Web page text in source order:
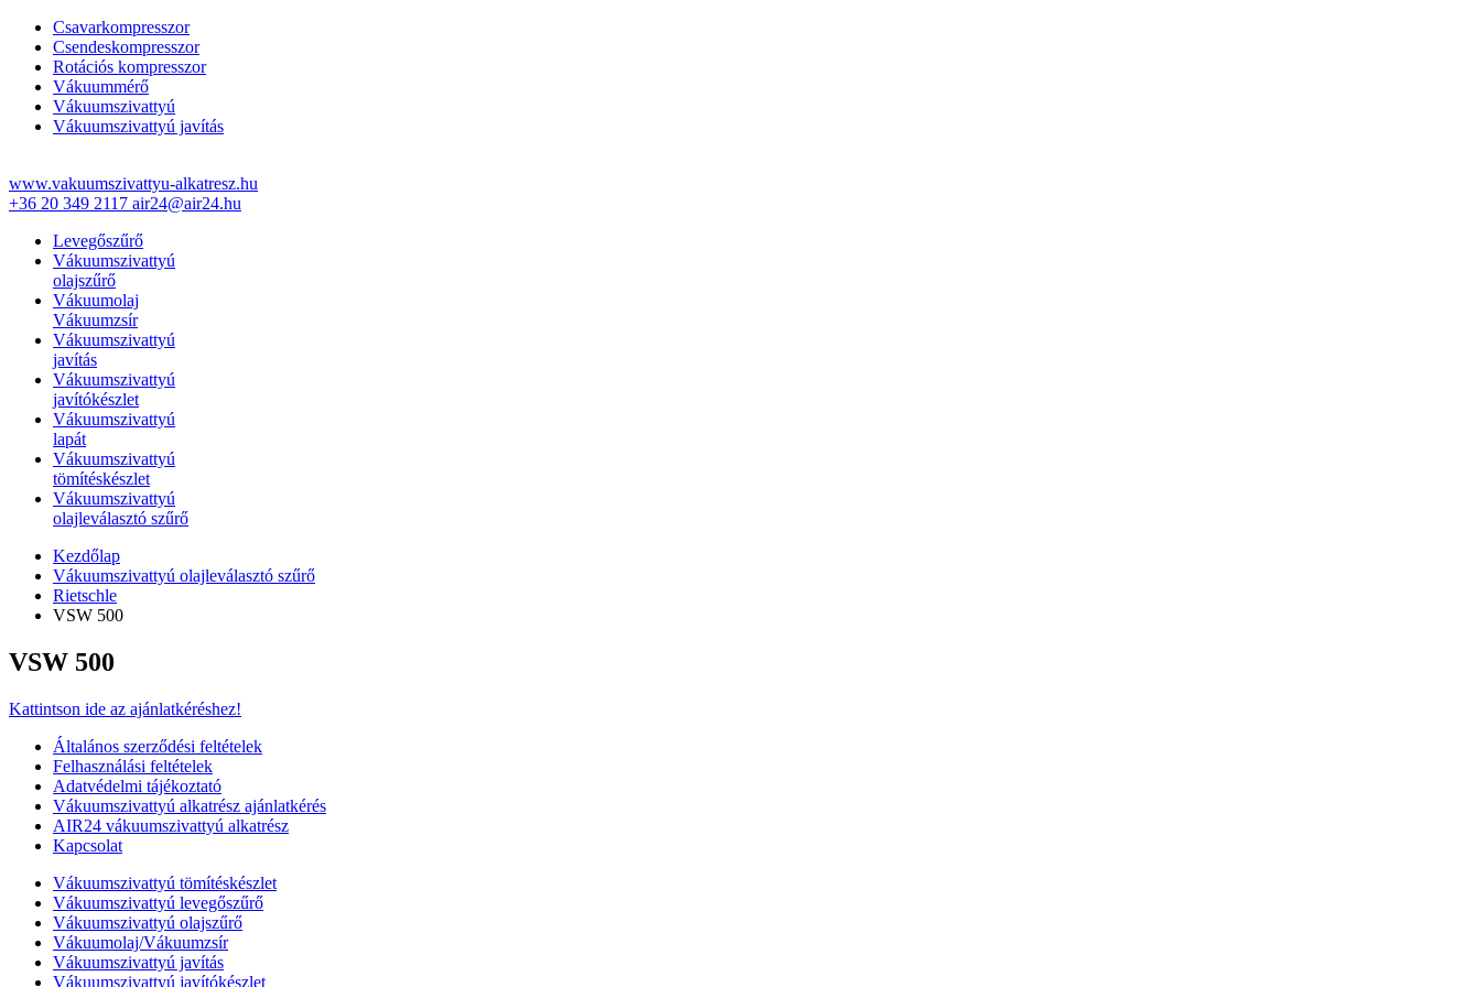
Csavarkompresszor
Csendeskompresszor
Rotációs kompresszor
Vákuummérő
Vákuumszivattyú
Vákuumszivattyú javítás
www.vakuumszivattyu-alkatresz.hu
+36 20 349 2117 air24@air24.hu
Levegőszűrő
Vákuumszivattyú
olajszűrő
Vákuumolaj
Vákuumzsír
Vákuumszivattyú
javítás
Vákuumszivattyú
javítókészlet
Vákuumszivattyú
lapát
Vákuumszivattyú
tömítéskészlet
Vákuumszivattyú
olajleválasztó szűrő
Kezdőlap
Vákuumszivattyú olajleválasztó szűrő
Rietschle
VSW 500
VSW 500
Kattintson ide az ajánlatkéréshez!
Általános szerződési feltételek
Felhasználási feltételek
Adatvédelmi tájékoztató
Vákuumszivattyú alkatrész ajánlatkérés
AIR24 vákuumszivattyú alkatrész
Kapcsolat
Vákuumszivattyú tömítéskészlet
Vákuumszivattyú levegőszűrő
Vákuumszivattyú olajszűrő
Vákuumolaj/Vákuumzsír
Vákuumszivattyú javítás
Vákuumszivattyú javítókészlet